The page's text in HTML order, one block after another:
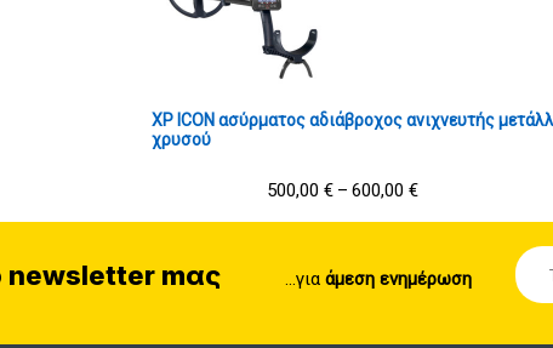
XP ICON ασύρματος αδιάβροχος ανιχνευτής
χρυσού
500,00 € – 600,00 €
newsletter mας ...για άμεση ενημέρωση